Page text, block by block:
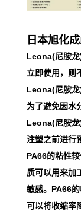
日本旭化
Leona(尼胺龙
立即使用，则
Leona(尼胺龙
为了避免因水
Leona(尼胺龙
注塑之前进行
PA66的粘性
质可以用来加
敏感。PA66
可以将收缩率